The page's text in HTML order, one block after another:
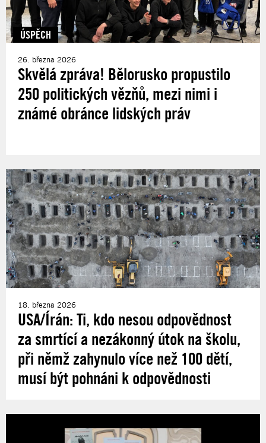
ÚSPĚCH
26. března 2026
Skvělá zpráva! Bělorusko propustilo
250 politických vězňů, mezi nimi i
známé obránce lidských práv
18. března 2026
USA/Írán: Ti, kdo nesou odpovědnost
za smrtící a nezákonný útok na školu,
při němž zahynulo více než 100 dětí,
musí být pohnáni k odpovědnosti